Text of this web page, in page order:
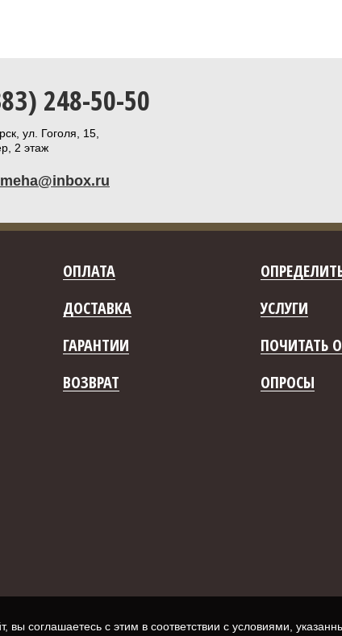
248-50-50
ул. Гоголя, 15,
2 этаж
ОПЛАТА
ДОСТАВКА
УСЛУГИ
ГАРАНТИИ
ПОЧИТАТЬ
ВОЗВРАТ
ОПРОСЫ
соглашаетесь с этим в соответствии с условиями,